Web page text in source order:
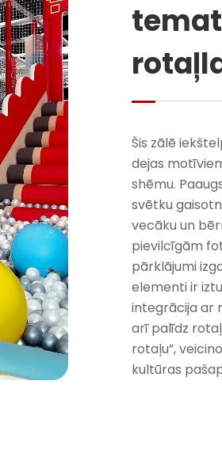
Šis zālē
dejas
shēmu.
svētku
vecāku un
pievilcīgām
pārklājumi
elementi ir
integrācija ar
arī palīdz
rotaļu”,
kultūras